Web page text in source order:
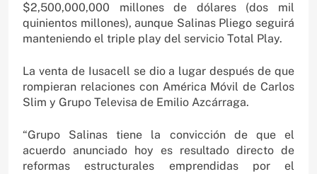
$2,500,000,000 millones de dólares (dos mil
quinientos millones), aunque Salinas Pliego seguirá
manteniendo el triple play del servicio Total Play.
La venta de Iusacell se dio a lugar después de que
rompieran relaciones con América Móvil de Carlos
Slim y Grupo Televisa de Emilio Azcárraga.
“Grupo Salinas tiene la convicción de que el
acuerdo anunciado hoy es resultado directo de
reformas estructurales emprendidas por el